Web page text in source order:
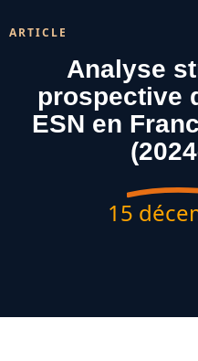
ARTICLE
Analyse
prospective
ESN en
15